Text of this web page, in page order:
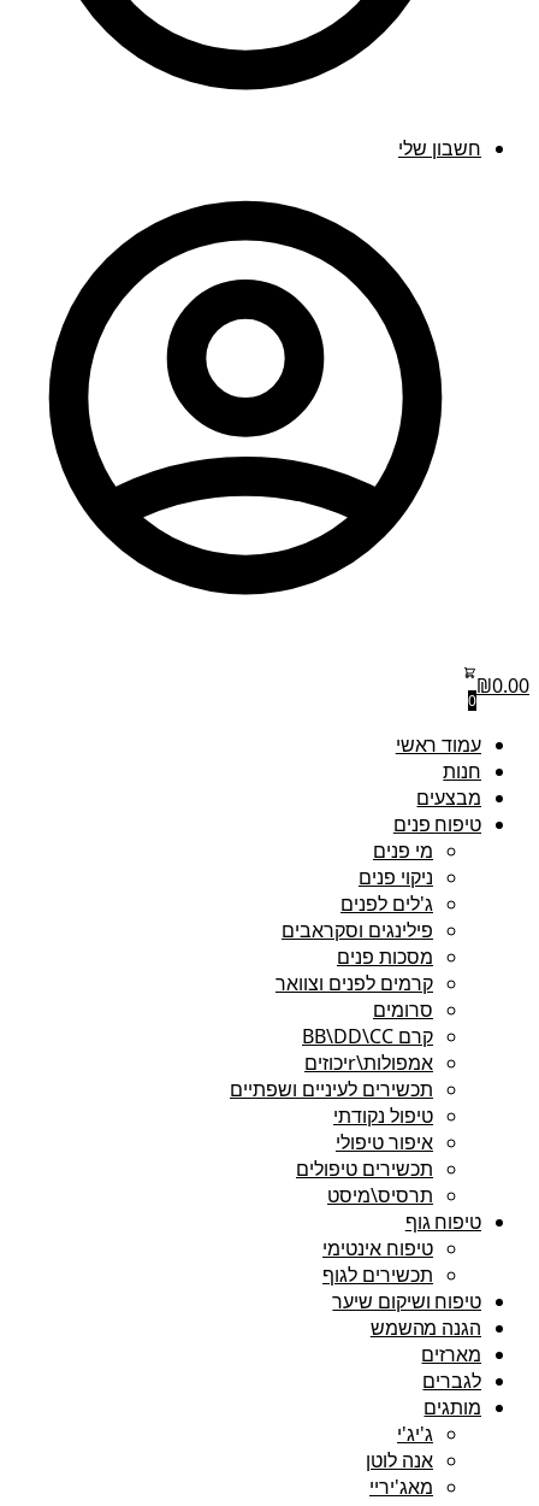
חשבון שלי
₪0.00
0
עמוד ראשי
חנות
מבצעים
טיפוח פנים
מי פנים
ניקוי פנים
ג'לים לפנים
פילינגים וסקראבים
מסכות פנים
קרמים לפנים וצוואר
סרומים
קרם BB\DD\CC
אמפולות\rיכוזים
תכשירים לעיניים ושפתיים
טיפול נקודתי
איפור טיפולי
תכשירים טיפולים
תרסיס\מיסט
טיפוח גוף
טיפוח אינטימי
תכשירים לגוף
טיפוח ושיקום שיער
הגנה מהשמש
מארזים
לגברים
מותגים
ג'יג'י
אנה לוטן
מאג'יריי